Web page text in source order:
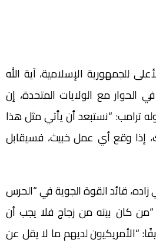
للجمهورية الإسلامية، آية الله
الحوار مع الولايات المتحدة، إن
ترامب: “نستبعد أن يأتي مثل هذا
إذا وقع أي عمل خبيث، فسيقابل
قائد القوة الجوية في “الحرس
“من كان بيته من زجاج فلا يجب أن
“الأمريكيون لديهم ما لا يقل عن